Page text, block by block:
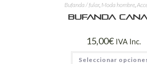
Bufanda / fular, Moda hombre
Bufanda
15,00€ IVA Inc.
Seleccionar